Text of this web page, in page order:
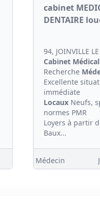
cabinet
DENTAIRE
94, JOINVILLE LE
Cabinet Médical
Recherche
Excellente
immédiate
Locaux Neufs,
normes PMR
Loyers à partir
Baux...
Médecin